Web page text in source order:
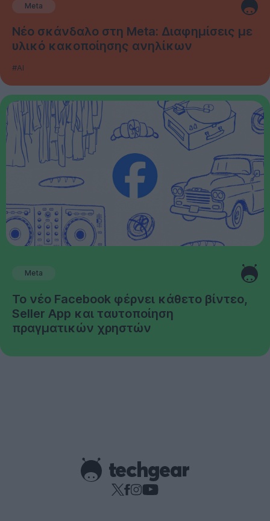
Meta
Νέο σκάνδαλο στη Meta: Διαφημίσεις με
υλικό κακοποίησης ανηλίκων
#AI
Meta
Το νέο Facebook φέρνει κάθετο βίντεο,
Seller App και ταυτοποίηση
πραγματικών χρηστών